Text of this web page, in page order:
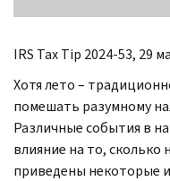
IRS Tax Tip 2024-53, 29
Хотя лето –
помешать разумному
Различные события в
влияние на то,
приведены некоторые